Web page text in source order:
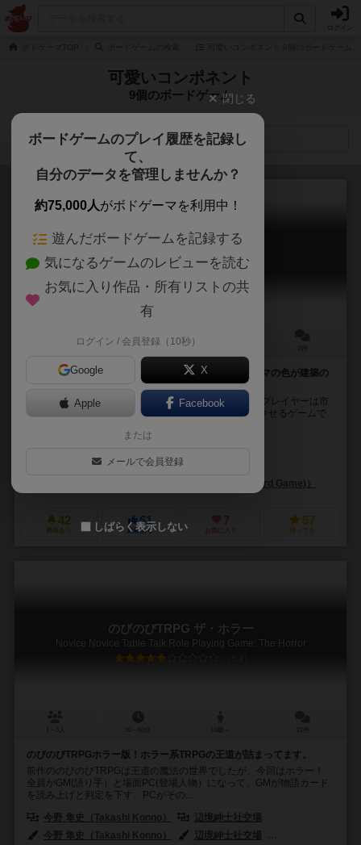
可愛いコンポネント
9個のボードゲーム
検索メニュー
フォーチュンシティ
Fortune City
30～45分
品物を購入で自分の街を建築して拡大します。 市民コマの色が建築の
枠と同じ雇用できる。街の能力がレベルアップ!
「フォーチュンシティ」へようこそ～ このゲームに、プレイヤーは市
長となり、お金を使うことにより、自分の都市を発展させるゲームで
Fourdesire
ビッグ・ファン・ゲームズ（Big Fun Games (Board Game)）
42
興味あり
61
経験あり
7
お気に入り
57
持ってる
のびのびTRPG ザ・ホラー
Novice Novice Table Talk Role Playing Game: The Horror
5.4
のびのびTRPGホラー版！ホラー系TRPGの王道が詰まってます。
前作ののびのびTRPGは王道の魔法の世界でしたが、今回はホラー！
全員がGM(語り手）と場面PC(登場人物）になって、GMが物語カード
を読み上げと判定を下す、PCがその...
今野 隼史（Takashi Konno）
辺境紳士社交場
今野 隼史（Takashi Konno）
辺境紳士社交場
閉じる
ボードゲームのプレイ履歴を記録し
て、
自分のデータを管理しませんか？
約75,000人がボドゲーマを利用中！
遊んだボードゲームを記録する
気になるゲームのレビューを読む
お気に入り作品・所有リストの共
有
ログイン / 会員登録（10秒）
Google X
Apple Facebook
または
メールで会員登録
しばらく表示しない